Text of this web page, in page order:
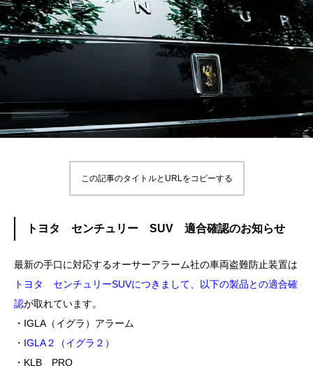
この記事のタイトルとURLをコピーする
トヨタ センチュリー SUV 適合確認のお知らせ
最新の手口に対応するオーサーアラーム社の車両盗難防止装置は
トヨタ センチュリーSUVにつきまして、以下の製品との適合確
認が取れています。
・IGLA（イグラ）アラーム
・ IGLA２（イグラ２）
・KLB PRO